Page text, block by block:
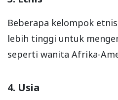
Beberapa kelompok
lebih tinggi untuk
seperti wanita Afrika-
4. Usia